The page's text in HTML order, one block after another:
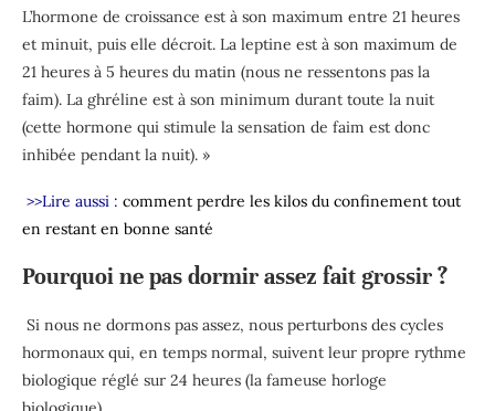
L’hormone de croissance est à son maximum entre 21 heures
et minuit, puis elle décroit. La leptine est à son maximum de
21 heures à 5 heures du matin (nous ne ressentons pas la
faim). La ghréline est à son minimum durant toute la nuit
(cette hormone qui stimule la sensation de faim est donc
inhibée pendant la nuit). »
>>Lire aussi : comment perdre les kilos du confinement tout
en restant en bonne santé
Pourquoi ne pas dormir assez fait grossir ?
Si nous ne dormons pas assez, nous perturbons des cycles
hormonauxqui, en temps normal, suivent leur propre rythme
biologique réglé sur 24 heures (la fameuse horloge